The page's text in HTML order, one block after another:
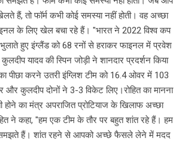
हैं, तो फॉर्म कभी कोई समस्या नहीं होती। वह अच्छा
के लिए खेल बचा रहे हैं। "भारत ने 2022 विश्व कप
भुलाते हुए इंग्लैंड को 68 रनों से हराकर फाइनल में प्रवेश
यादव की स्पिन जोड़ी ने शानदार प्रदर्शन किया
पीछा करने उतरी इंग्लिश टीम को 16.4 ओवर में 103
और कुलदीप दोनों ने 3-3 विकेट लिए।रोहित का मानना
होने का मंत्र अपराजित प्रोटियाज के खिलाफ अच्छा
ने कहा, "हम एक टीम के तौर पर बहुत शांत रहे हैं। हम
हैं। शांत रहने से आपको अच्छे फैसले लेने में मदद